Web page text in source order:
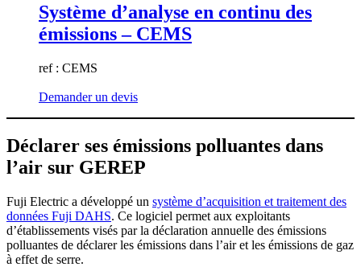
Système d’analyse en continu des
émissions – CEMS
ref : CEMS
Demander un devis
Déclarer ses émissions polluantes dans
l’air sur GEREP
Fuji Electric a développé un système d’acquisition et traitement des
données Fuji DAHS. Ce logiciel permet aux exploitants
d’établissements visés par la déclaration annuelle des émissions
polluantes de déclarer les émissions dans l’air et les émissions de gaz
à effet de serre.